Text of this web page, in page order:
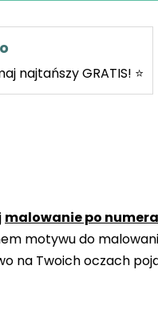
najtańszy GRATIS! ⭐
malowanie po
motywu do
na Twoich oczach